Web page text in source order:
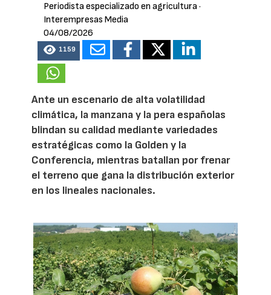
Periodista especializado en agricultura·
Interempresas Media
04/08/2026
1159
Ante un escenario de alta volatilidad
climática, la manzana y la pera españolas
blindan su calidad mediante variedades
estratégicas como la Golden y la
Conferencia, mientras batallan por frenar
el terreno que gana la distribución exterior
en los lineales nacionales.